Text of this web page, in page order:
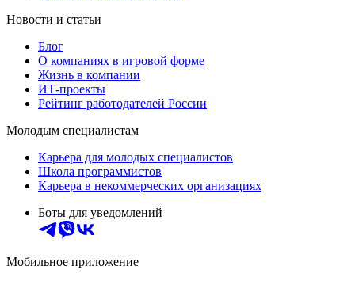
Новости и статьи
Блог
О компаниях в игровой форме
Жизнь в компании
ИТ-проекты
Рейтинг работодателей России
Молодым специалистам
Карьера для молодых специалистов
Школа программистов
Карьера в некоммерческих организациях
Боты для уведомлений
Мобильное приложение